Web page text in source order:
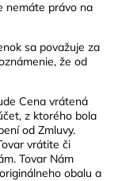
nemáte právo na
sa považuje za
že od
Cena vrátená
z ktorého bola
od Zmluvy.
vrátite či
Tovar Nám
obalu a